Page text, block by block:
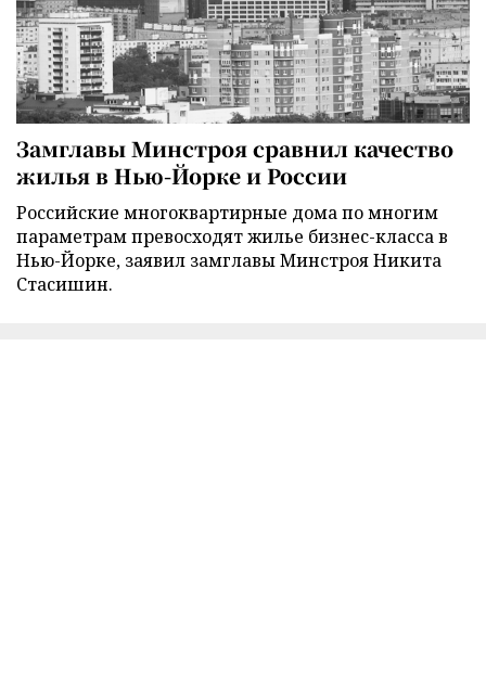
Замглавы Минстроя сравнил качество
жилья в Нью-Йорке и России
Российские многоквартирные дома по многим
параметрам превосходят жилье бизнес-класса в
Нью-Йорке, заявил замглавы Минстроя Никита
Стасишин.